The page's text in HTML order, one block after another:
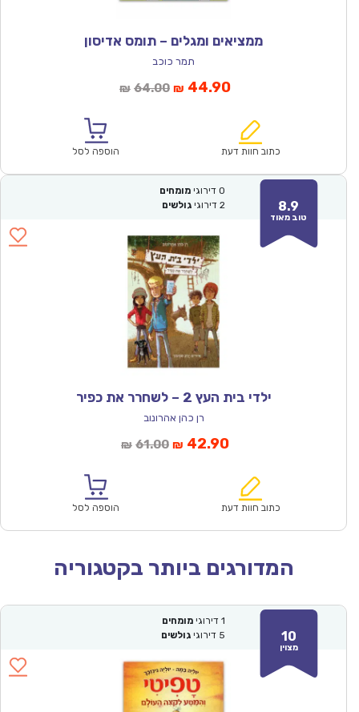
ממציאים ומגלים – תומס אדיסון
תמר כוכב
₪ 64.00המחיר
₪64.00.
₪ 44.90המחיר
הוא:
כתוב חוות דעת הוספה לסל
8.9
טוב מאוד
0 דירוגי מומחים
2 דירוגי גולשים
ילדי בית העץ 2 – לשחרר את כפיר
רן כהן אהרונוב
₪ 61.00המחיר
₪61.00.
₪ 42.90המחיר
הוא:
כתוב חוות דעת הוספה לסל
המדורגים ביותר בקטגוריה
10
מצוין
1 דירוגי מומחים
5 דירוגי גולשים